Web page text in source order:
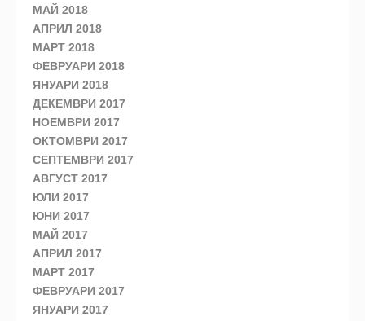
МАЙ 2018
АПРИЛ 2018
МАРТ 2018
ФЕВРУАРИ 2018
ЯНУАРИ 2018
ДЕКЕМВРИ 2017
НОЕМВРИ 2017
ОКТОМВРИ 2017
СЕПТЕМВРИ 2017
АВГУСТ 2017
ЮЛИ 2017
ЮНИ 2017
МАЙ 2017
АПРИЛ 2017
МАРТ 2017
ФЕВРУАРИ 2017
ЯНУАРИ 2017